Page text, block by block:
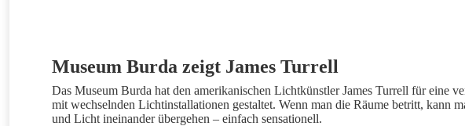
Museum Burda zeigt James Turrell
Das Museum Burda hat den amerikanischen Lichtkünstler James Turrell für eine
mit wechselnden Lichtinstallationen gestaltet. Wenn man die Räume betritt, kann
und Licht ineinander übergehen – einfach sensationell.